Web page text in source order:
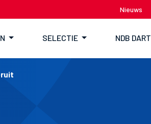
Nieuws
SELECTIE NDB